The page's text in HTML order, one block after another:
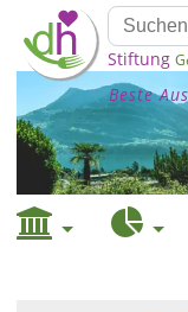
Stiftung
Beste